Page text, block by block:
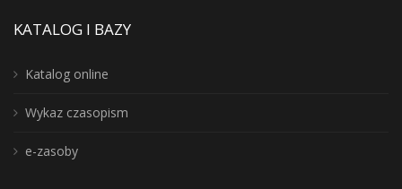
KATALOG I BAZY
Katalog online
Wykaz czasopism
e-zasoby